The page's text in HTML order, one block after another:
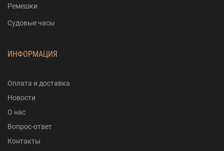
Ремешки
Судовые часы
ИНФОРМАЦИЯ
Оплата и доставка
Новости
О нас
Вопрос-ответ
Контакты